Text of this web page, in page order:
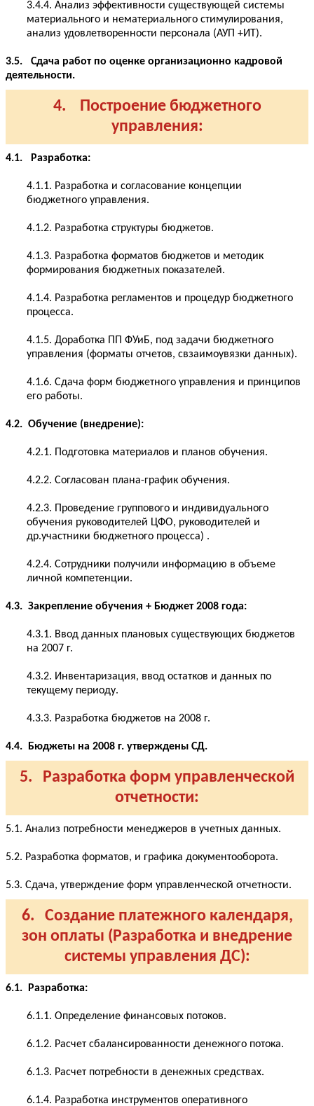
3.4.4. Анализ эффективности существующей системы
материального и нематериального стимулирования,
анализ удовлетворенности персонала (АУП +ИТ).
3.5. Сдача работ по оценке организационно кадровой
деятельности.
4. Построение бюджетного
управления:
4.1. Разработка:
4.1.1. Разработка и согласование концепции
бюджетного управления.
4.1.2. Разработка структуры бюджетов.
4.1.3. Разработка форматов бюджетов и методик
формирования бюджетных показателей.
4.1.4. Разработка регламентов и процедур бюджетного
процесса.
4.1.5. Доработка ПП ФУиБ, под задачи бюджетного
управления (форматы отчетов, свзаимоувязки данных).
4.1.6. Сдача форм бюджетного управления и принципов
его работы.
4.2. Обучение (внедрение):
4.2.1. Подготовка материалов и планов обучения.
4.2.2. Согласован плана-график обучения.
4.2.3. Проведение группового и индивидуального
обучения руководителей ЦФО, руководителей и
др.участники бюджетного процесса) .
4.2.4. Сотрудники получили информацию в объеме
личной компетенции.
4.3. Закрепление обучения + Бюджет 2008 года:
4.3.1. Ввод данных плановых существующих бюджетов
на 2007 г.
4.3.2. Инвентаризация, ввод остатков и данных по
текущему периоду.
4.3.3. Разработка бюджетов на 2008 г.
4.4. Бюджеты на 2008 г. утверждены СД.
5. Разработка форм управленческой
отчетности:
5.1. Анализ потребности менеджеров в учетных данных.
5.2. Разработка форматов, и графика документооборота.
5.3. Сдача, утверждение форм управленческой отчетности.
6. Создание платежного календаря,
зон оплаты (Разработка и внедрение
системы управления ДС):
6.1. Разработка:
6.1.1. Определение финансовых потоков.
6.1.2. Расчет сбалансированности денежного потока.
6.1.3. Расчет потребности в денежных средствах.
6.1.4. Разработка инструментов оперативного